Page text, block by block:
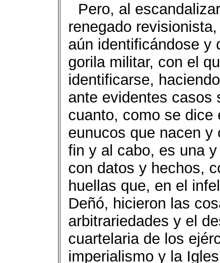
Pero, al
renegado
aún identificándose y
gorila militar, con el
identificarse,
ante evidentes casos
cuanto, como se dice
eunucos que nacen
fin y al cabo, es una
con datos y hechos,
huellas que, en el
Deñó, hicieron las
arbitrariedades y el
cuartelaria de los
imperialismo y la